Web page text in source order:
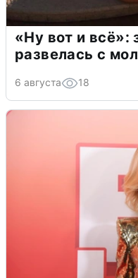
«Ну вот и всё»:
развелась с
6 августа 18